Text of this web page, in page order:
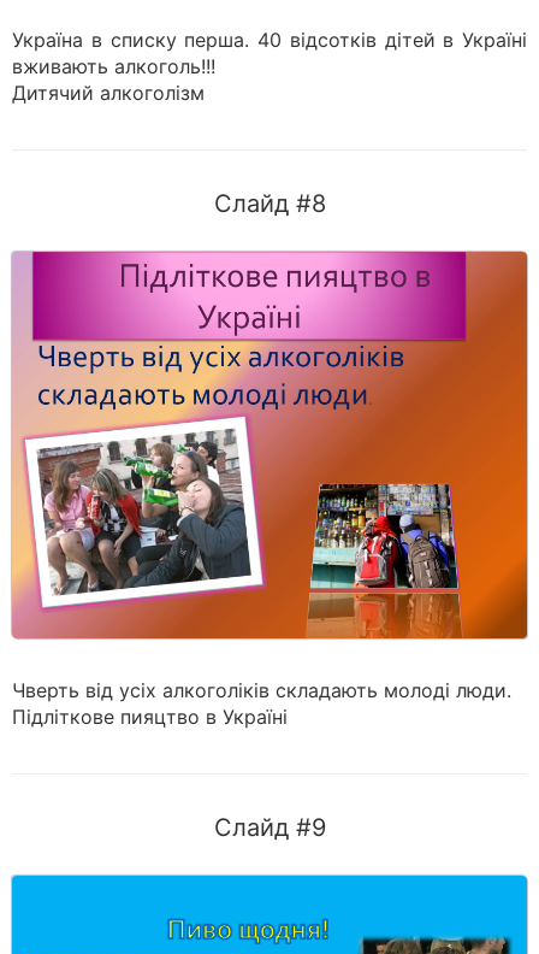
Україна в списку перша. 40 відсотків дітей в Україні
вживають алкоголь!!!
Дитячий алкоголізм
Слайд #8
Чверть від усіх алкоголіків складають молоді люди.
Підліткове пияцтво в Україні
Слайд #9